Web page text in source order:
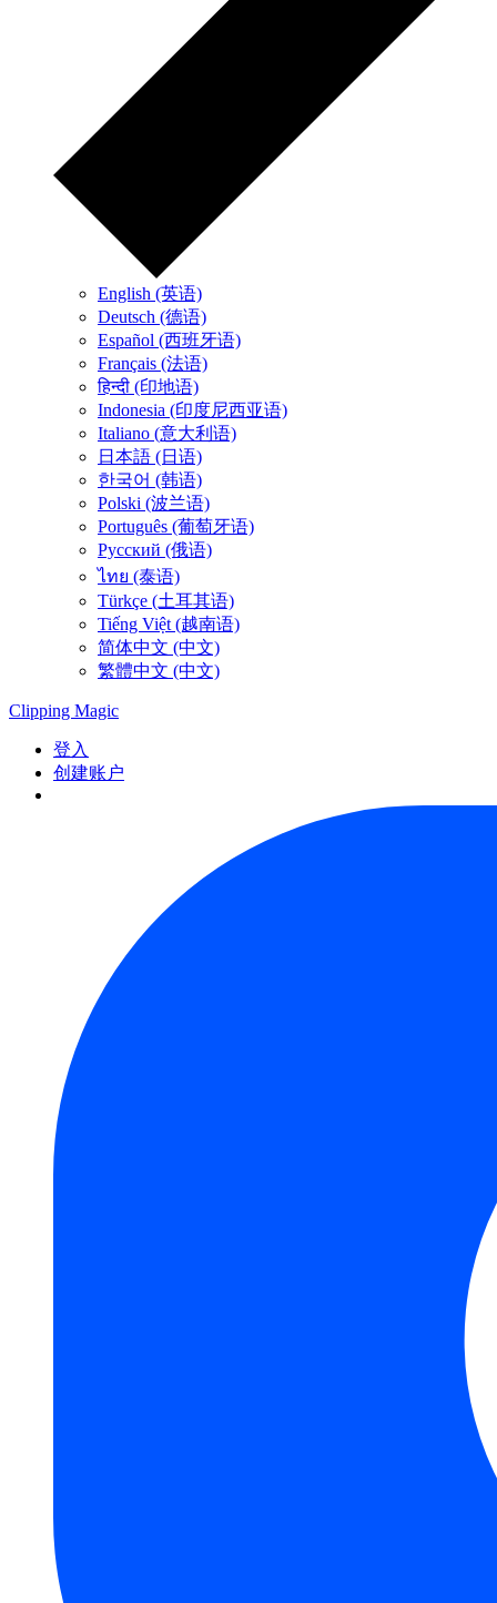
English (英语)
Deutsch (德语)
Español (西班牙语)
Français (法语)
हिन्दी (印地语)
Indonesia (印度尼西亚语)
Italiano (意大利语)
日本語 (日语)
한국어 (韩语)
Polski (波兰语)
Português (葡萄牙语)
Русский (俄语)
ไทย (泰语)
Türkçe (土耳其语)
Tiếng Việt (越南语)
简体中文 (中文)
繁體中文 (中文)
Clipping Magic
登入
创建账户